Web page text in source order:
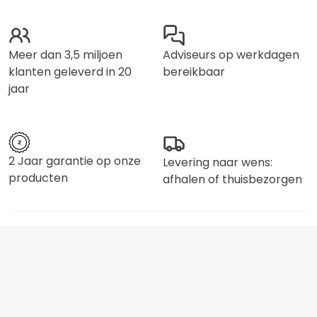
Meer dan 3,5 miljoen
klanten geleverd in 20
jaar
Adviseurs op werkdagen
bereikbaar
2 Jaar garantie op onze
producten
Levering naar wens:
afhalen of thuisbezorgen